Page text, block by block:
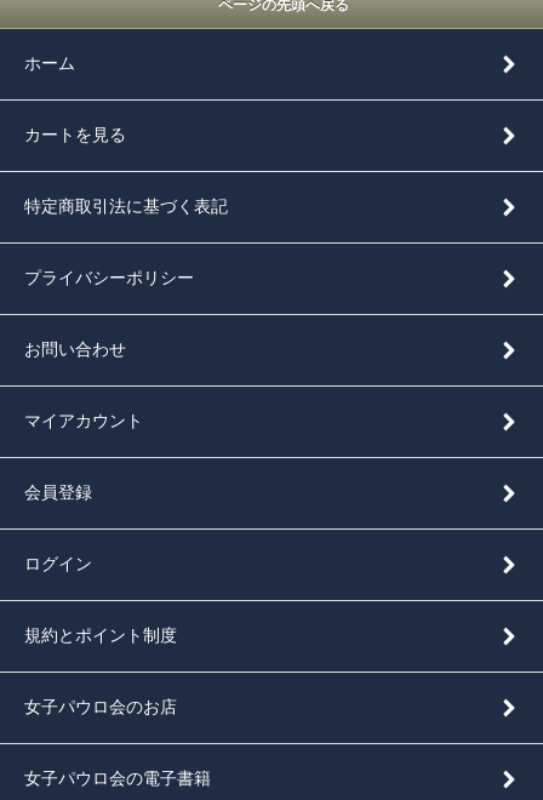
ページの先頭へ戻る
ホーム
カートを見る
特定商取引法に基づく表記
プライバシーポリシー
お問い合わせ
マイアカウント
会員登録
ログイン
規約とポイント制度
女子パウロ会のお店
女子パウロ会の電子書籍